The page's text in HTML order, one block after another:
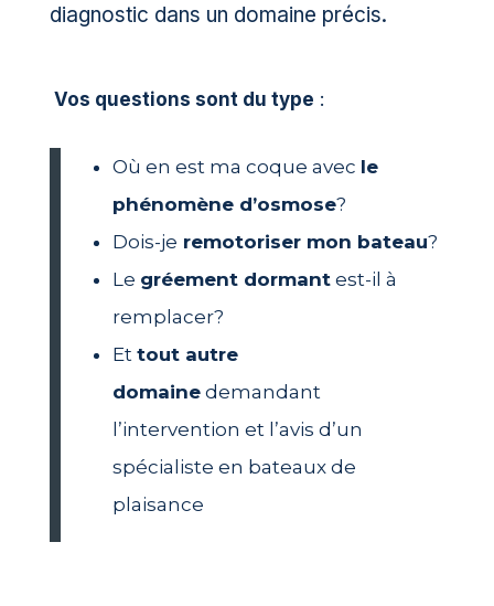
diagnostic dans un domaine précis.
Vos questions sont du type :
Où en est ma coque avec le
phénomène d’osmose?
Dois-je remotoriser mon bateau?
Le gréement dormantest-il à
remplacer?
Et tout autre
domainedemandant
l’intervention et l’avis d’un
spécialiste en bateaux de
plaisance